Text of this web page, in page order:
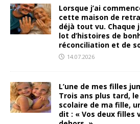
Lorsque j’ai
cette maison de
déjà tout vu.
lot d’histoires de
réconciliation et de
14.07.2026
L’une de mes filles
Trois ans plus tard,
scolaire de ma fille,
dit : « Vos deux filles